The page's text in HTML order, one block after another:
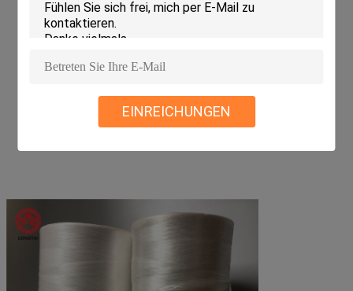
EINREICHUNGEN